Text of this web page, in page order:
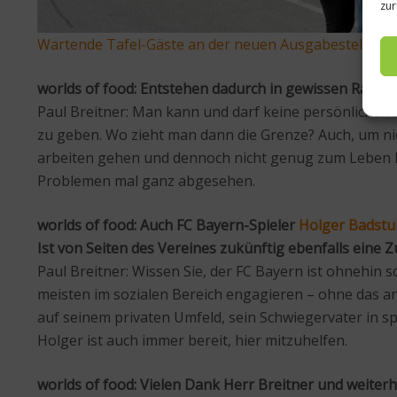
Wartende Tafel-Gäste an der neuen Ausgabestelle
worlds of food: Entstehen dadurch in gewissen
Paul Breitner: Man kann und darf keine
zu geben. Wo zieht man dann die Grenze? Auch,
arbeiten gehen und dennoch nicht genug zum
Problemen mal ganz abgesehen.
worlds of food: Auch FC Bayern-Spieler Holger
Ist von Seiten des Vereines zukünftig ebenfalls eine
Paul Breitner: Wissen Sie, der FC Bayern ist
meisten im sozialen Bereich engagieren – ohne das
auf seinem privaten Umfeld, sein Schwiegervater in
Holger ist auch immer bereit, hier mitzuhelfen.
worlds of food: Vielen Dank Herr Breitner und